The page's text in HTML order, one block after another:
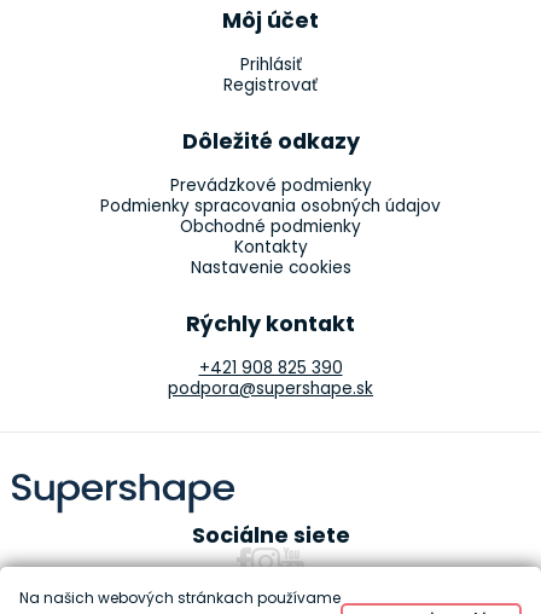
Môj účet
Prihlásiť
Registrovať
Dôležité odkazy
Prevádzkové podmienky
Podmienky spracovania osobných údajov
Obchodné podmienky
Kontakty
Nastavenie cookies
Rýchly kontakt
+421 908 825 390
podpora@supershape.sk
Sociálne siete
Na našich webových stránkach používame